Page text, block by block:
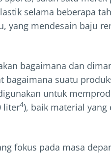
selama beberapa
yang mendesain baju
bagaimana dan
bagaimana suatu
untuk
liter4), baik material
fokus pada masa